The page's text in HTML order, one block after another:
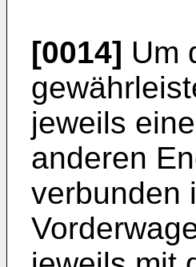
[0014] Um
jeweils
anderen
verbunden